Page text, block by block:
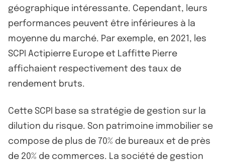
géographique intéressante. Cependant, leurs
performances peuvent être inférieures à la
moyenne du marché. Par exemple, en 2021, les
SCPI Actipierre Europe et Laffitte Pierre
affichaient respectivement des taux de
rendement bruts.
Cette SCPI base sa stratégie de gestion sur la
dilution du risque. Son patrimoine immobilier se
compose de plus de 70% de bureaux et de près
de 20% de commerces. La société de gestion